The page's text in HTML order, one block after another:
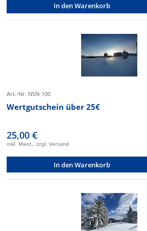
In den Warenkorb
Art.-Nr. NSN-100
Wertgutschein über 25€
25,00 €
inkl. Mwst., zzgl. Versand
In den Warenkorb